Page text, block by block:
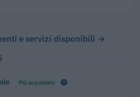
e servizi disponibili →
Più acquistato